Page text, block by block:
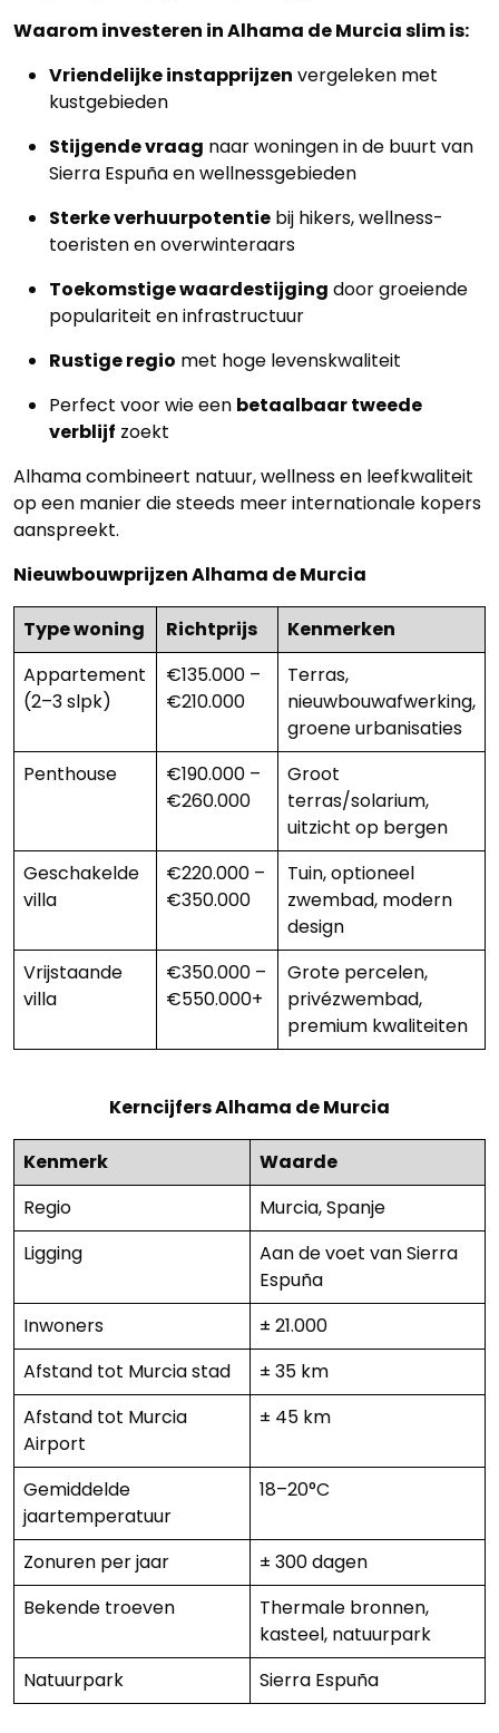
Waarom investeren in Alhama de Murcia slim is:
Vriendelijke instapprijzen vergeleken met
kustgebieden
Stijgende vraag naar woningen in de buurt van
Sierra Espuña en wellnessgebieden
Sterke verhuurpotentie bij hikers, wellness-
toeristen en overwinteraars
Toekomstige waardestijging door groeiende
populariteit en infrastructuur
Rustige regio met hoge levenskwaliteit
Perfect voor wie een betaalbaar tweede
verblijf zoekt
Alhama combineert natuur, wellness en leefkwaliteit
op een manier die steeds meer internationale kopers
aanspreekt.
Nieuwbouwprijzen Alhama de Murcia
Type woning Richtprijs
Kenmerken
Appartement
(2–3 slpk)
€135.000 –
€210.000
Terras,
nieuwbouwafwerking,
groene urbanisaties
Penthouse
€190.000 –
€260.000
Groot
terras/solarium,
uitzicht op bergen
Geschakelde
villa
€220.000 –
€350.000
Tuin, optioneel
zwembad, modern
design
Vrijstaande
villa
€350.000 –
€550.000+
Grote percelen,
privézwembad,
premium kwaliteiten
Kerncijfers Alhama de Murcia
Kenmerk
Waarde
Regio
Murcia, Spanje
Ligging
Aan de voet van Sierra
Espuña
Inwoners
± 21.000
Afstand tot Murcia stad
± 35 km
Afstand tot Murcia
Airport
± 45 km
Gemiddelde
jaartemperatuur
18–20°C
Zonuren per jaar
± 300 dagen
Bekende troeven
Thermale bronnen,
kasteel, natuurpark
Natuurpark
Sierra Espuña